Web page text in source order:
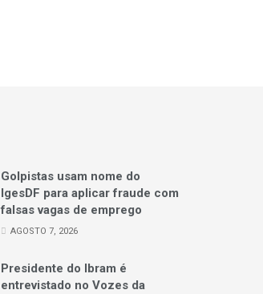
Golpistas usam nome do
IgesDF para aplicar fraude com
falsas vagas de emprego
AGOSTO 7, 2026
Presidente do Ibram é
entrevistado no Vozes da